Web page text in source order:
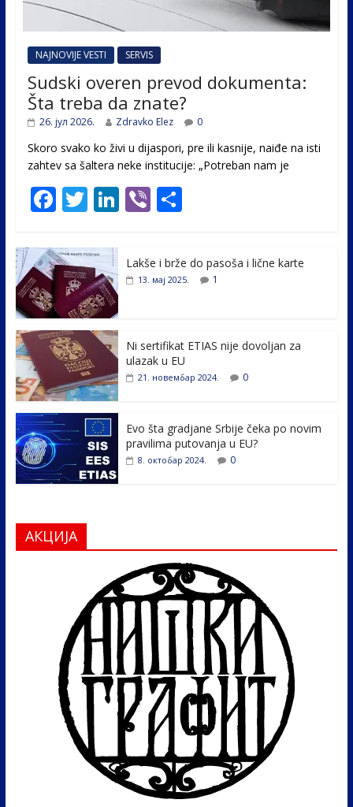
NAJNOVIJE VESTI SERVIS
Sudski overen prevod dokumenta:
Šta treba da znate?
26. јул 2026. Zdravko Elez 0
Skoro svako ko živi u dijaspori, pre ili kasnije, naiđe na isti
zahtev sa šaltera neke institucije: „Potreban nam je
F
e
b
o
o
k
T
itt
er
Li
e
Vi
er
S
ar
e
Lakše i brže do pasoša i lične karte
13. мај 2025. 1
Ni sertifikat ETIAS nije dovoljan za
ulazak u EU
21. новембар 2024. 0
Evo šta gradjane Srbije čeka po novim
pravilima putovanja u EU?
8. октобар 2024. 0
АКЦИЈА